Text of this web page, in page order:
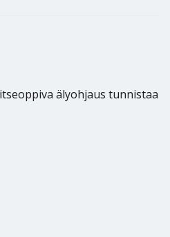
älyohjaus tunnistaa